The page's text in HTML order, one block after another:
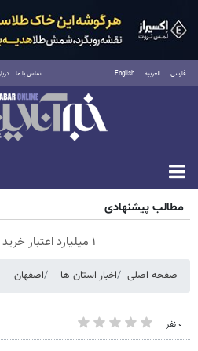
فارسی العربية English تماس با ما
پنجشنبه ۱۵ مرداد ۱۴۰۵
مطالب پیشنهادی
۱ میلیارد اعتبار خرید طلا | بدون ضامن و چک
صفحه اصلی اخبار استان ها اصفهان
۰ نفر